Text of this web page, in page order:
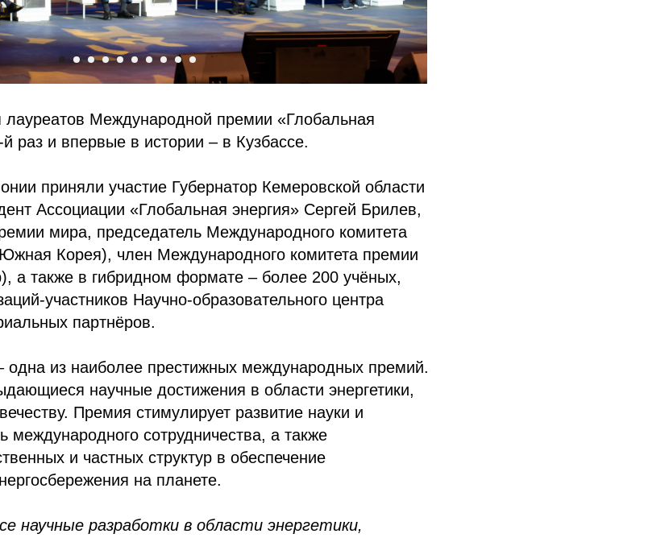
Международной премии «Глобальная
раз и впервые в истории – в Кузбассе.
приняли участие Губернатор Кемеровской области
Ассоциации «Глобальная энергия» Сергей Брилев,
мира, председатель Международного комитета
Корея), член Международного комитета премии
а также в гибридном формате – более 200 учёных,
участников Научно-образовательного центра
партнёров.
одна из наиболее престижных международных премий.
научные достижения в области энергетики,
Премия стимулирует развитие науки и
международного сотрудничества, а также
и частных структур в обеспечение
на планете.
научные разработки в области энергетики,